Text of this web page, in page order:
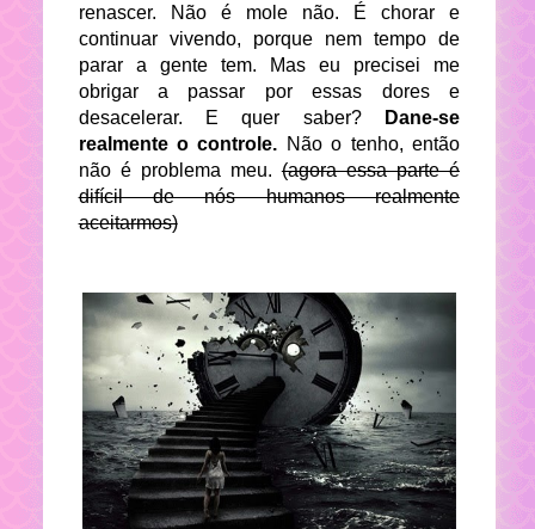
renascer. Não é mole não. É chorar e
continuar vivendo, porque nem tempo de
parar a gente tem. Mas eu precisei me
obrigar a passar por essas dores e
desacelerar. E quer saber?
Dane-se
realmente o controle. Não o tenho, então
não é problema meu.(agora essa parte é
difícil de nós humanos realmente
aceitarmos)